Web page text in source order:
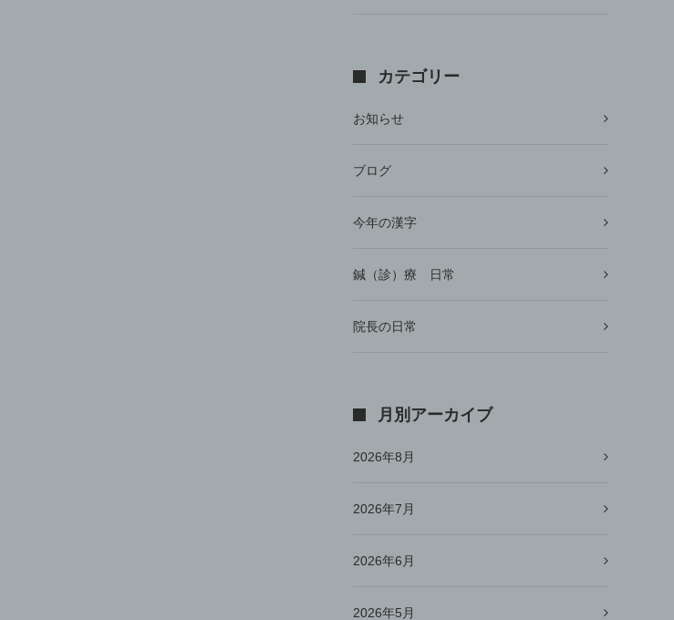
カテゴリー
お知らせ
ブログ
今年の漢字
鍼（診）療 日常
院長の日常
月別アーカイブ
2026年8月
2026年7月
2026年6月
2026年5月